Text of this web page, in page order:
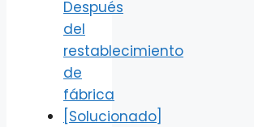
Después
del
restablecimiento
de
fábrica
[Solucionado]